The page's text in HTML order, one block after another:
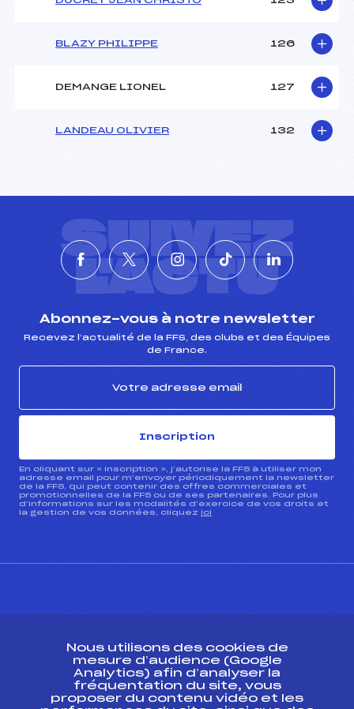
BLAZY PHILIPPE 126
DEMANGE LIONEL 127
LANDEAU OLIVIER 132
SUIVEZ
L'ACTU
Abonnez-vous à notre newsletter
Recevez l’actualité de la FFS, des clubs et des Équipes
de France.
Inscription
En cliquant sur « inscription », j’autorise la FFS à utiliser mon
adresse email pour m’envoyer périodiquement la newsletter
de la FFS, qui peut contenir des offres commerciales et
promotionnelles de la FFS ou de ses partenaires. Pour plus
d’informations sur les modalités d’exercice de vos droits et
la gestion de vos données, cliquez ici
Ressources
Nous utilisons des cookies de
mesure d’audience (Google
Analytics) afin d’analyser la
fréquentation du site, vous
proposer du contenu vidéo et les